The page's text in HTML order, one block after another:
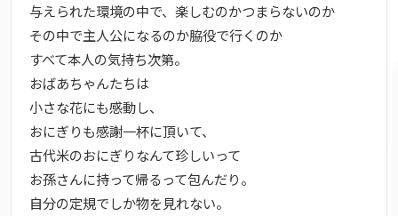
与えられた環境の中で、楽しむのかつまらないのか
その中で主人公になるのか脇役で行くのか
すべて本人の気持ち次第。
おばあちゃんたちは
小さな花にも感動し、
おにぎりも感謝一杯に頂いて、
古代米のおにぎりなんて珍しいって
お孫さんに持って帰るって包んだり。
自分の定規でしか物を見れない。